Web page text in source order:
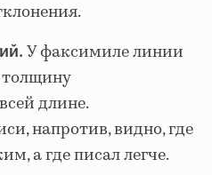
У факсимиле линии
длине.
напротив, видно, где
а где писал легче.